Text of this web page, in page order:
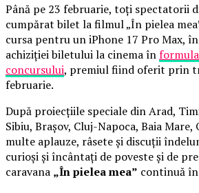
Până pe 23 februarie, toți spectatorii
cumpărat bilet la filmul „În pielea
cursa pentru un iPhone 17 Pro Max,
achiziției biletului la cinema în
concursului, premiul fiind oferit prin
februarie.
După proiecțiile speciale din Arad,
Sibiu, Brașov, Cluj-Napoca, Baia Mare,
multe aplauze, râsete și discuții
curioși și încântați de poveste și de
caravana „În pielea mea” continuă